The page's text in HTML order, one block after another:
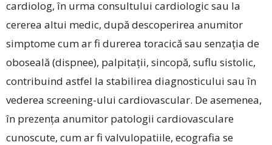
cardiolog, în urma consultului cardiologic sau la
cererea altui medic, după descoperirea anumitor
simptome cum ar fi durerea toracică sau senzația de
oboseală (dispnee), palpitații, sincopă, suflu sistolic,
contribuind astfel la stabilirea diagnosticului sau în
vederea screening-ului cardiovascular. De asemenea,
în prezența anumitor patologii cardiovasculare
cunoscute, cum ar fi valvulopatiile, ecografia se